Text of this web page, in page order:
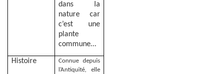
dans la
nature car
c’est une
plante
commune…
Histoire
Connue depuis
l’Antiquité, elle